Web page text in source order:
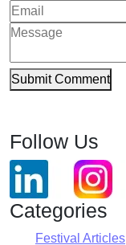
Submit Comment
Follow Us
Categories
Festival Articles